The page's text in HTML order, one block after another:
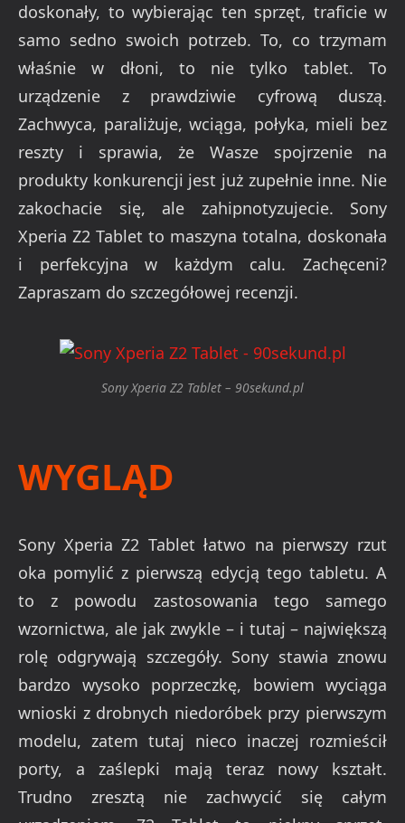
doskonały, to wybierając ten sprzęt, traficie w
samo sedno swoich potrzeb. To, co trzymam
właśnie w dłoni, to nie tylko tablet. To
urządzenie z prawdziwie cyfrową duszą.
Zachwyca, paraliżuje, wciąga, połyka, mieli bez
reszty i sprawia, że Wasze spojrzenie na
produkty konkurencji jest już zupełnie inne. Nie
zakochacie się, ale zahipnotyzujecie. Sony
Xperia Z2 Tablet to maszyna totalna, doskonała
i perfekcyjna w każdym calu. Zachęceni?
Zapraszam do szczegółowej recenzji.
Sony Xperia Z2 Tablet – 90sekund.pl
WYGLĄD
Sony Xperia Z2 Tablet łatwo na pierwszy rzut
oka pomylić z pierwszą edycją tego tabletu. A
to z powodu zastosowania tego samego
wzornictwa, ale jak zwykle – i tutaj – największą
rolę odgrywają szczegóły. Sony stawia znowu
bardzo wysoko poprzeczkę, bowiem wyciąga
wnioski z drobnych niedoróbek przy pierwszym
modelu, zatem tutaj nieco inaczej rozmieścił
porty, a zaślepki mają teraz nowy kształt.
Trudno zresztą nie zachwycić się całym